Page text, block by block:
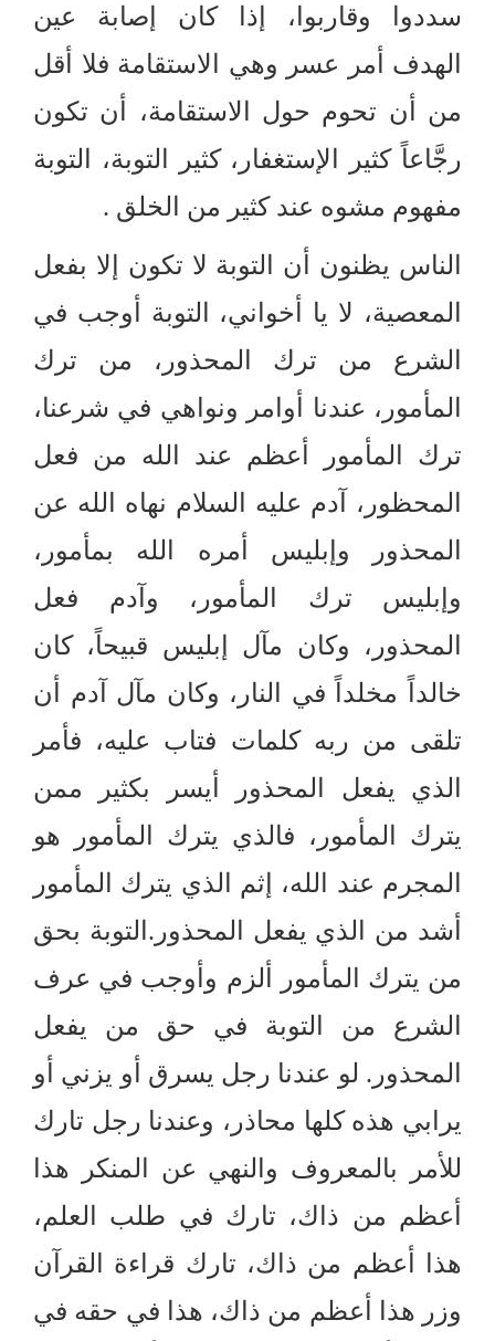
سددوا وقاربوا، إذا كان إصابة عين
الهدف أمر عسر وهي الاستقامة فلا أقل
من أن تحوم حول الاستقامة، أن تكون
رجَّاعاً كثير الإستغفار، كثير التوبة، التوبة
مفهوم مشوه عند كثير من الخلق .
الناس يظنون أن التوبة لا تكون إلا بفعل
المعصية، لا يا أخواني، التوبة أوجب في
الشرع من ترك المحذور، من ترك
المأمور، عندنا أوامر ونواهي في شرعنا،
ترك المأمور أعظم عند الله من فعل
المحظور، آدم عليه السلام نهاه الله عن
المحذور وإبليس أمره الله بمأمور،
وإبليس ترك المأمور، وآدم فعل
المحذور، وكان مآل إبليس قبيحاً، كان
خالداً مخلداً في النار، وكان مآل آدم أن
تلقى من ربه كلمات فتاب عليه، فأمر
الذي يفعل المحذور أيسر بكثير ممن
يترك المأمور، فالذي يترك المأمور هو
المجرم عند الله، إثم الذي يترك المأمور
أشد من الذي يفعل المحذور . التوبة بحق
من يترك المأمور ألزم وأوجب في عرف
الشرع من التوبة في حق من يفعل
المحذور . لو عندنا رجل يسرق أو يزني أو
يرابي هذه كلها محاذر، وعندنا رجل تارك
للأمر بالمعروف والنهي عن المنكر هذا
أعظم من ذاك، تارك في طلب العلم،
هذا أعظم من ذاك، تارك قراءة القرآن
وزر هذا أعظم من ذاك، هذا في حقه في